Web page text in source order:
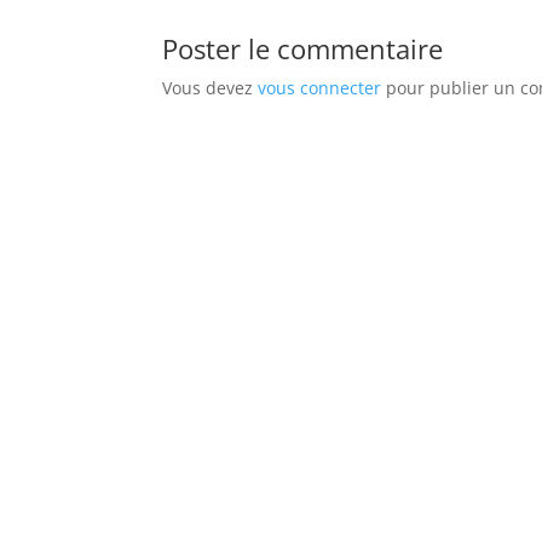
Poster le commentaire
Vous devezvous connecter pour publier un